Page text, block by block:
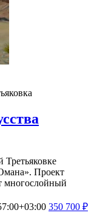
Третьяковке
Проект
многослойный
350 700 ₽